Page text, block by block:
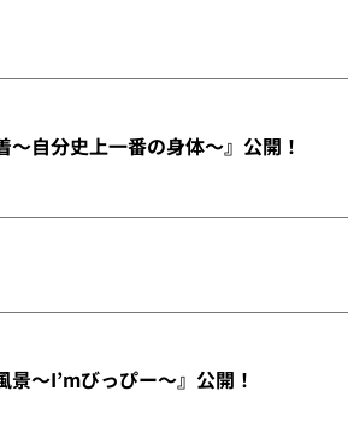
～自分史上一番の身体～』公開！
景～I’mびっぴー～』公開！